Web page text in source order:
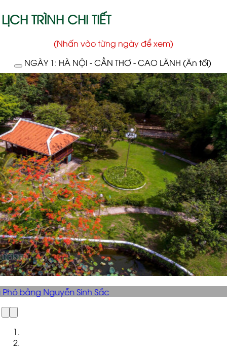
LỊCH TRÌNH CHI TIẾT
(Nhấn vào từng ngày để xem)
NGÀY 1: HÀ NỘI - CẦN THƠ - CAO LÃNH (Ăn tối)
Cụ Phó bảng Nguyễn Sinh Sắc